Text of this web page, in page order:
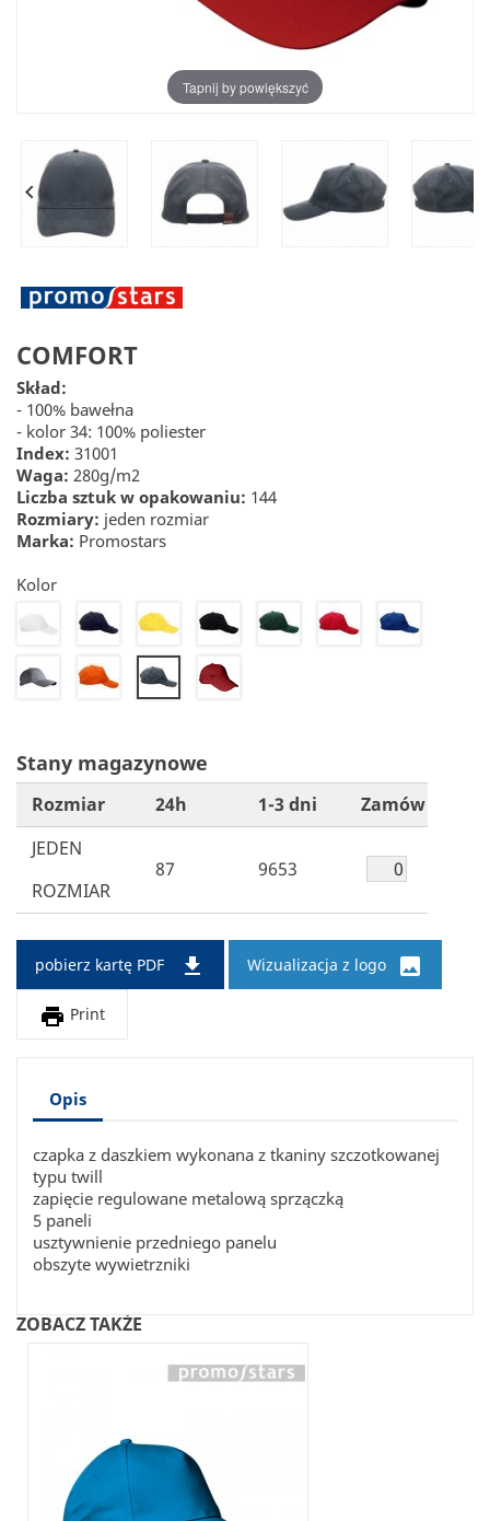
Tapnij by powiększyć
 
COMFORT
Skład:
- 100% bawełna
- kolor 34: 100% poliester
Index: 31001
Waga: 280g/m2
Liczba sztuk w opakowaniu: 144
Rozmiary: jeden rozmiar
Marka: Promostars
Kolor
22 24 26 28 30 32
34 36 50 72
Stany magazynowe
Rozmiar 24h 1-3 dni
Zamów
JEDEN
ROZMIAR
87 9653
pobierz kartę PDF  Wizualizacja z logo

 Print
Opis
czapka z daszkiem wykonana z tkaniny szczotkowanej
typu twill
zapięcie regulowane metalową sprzączką
5 paneli
usztywnienie przedniego panelu
obszyte wywietrzniki
ZOBACZ TAKŻE